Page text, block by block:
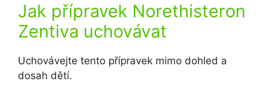
Jak přípravek Norethisteron
Zentiva uchovávat
Uchovávejte tento přípravek mimo dohled a
dosah dětí.